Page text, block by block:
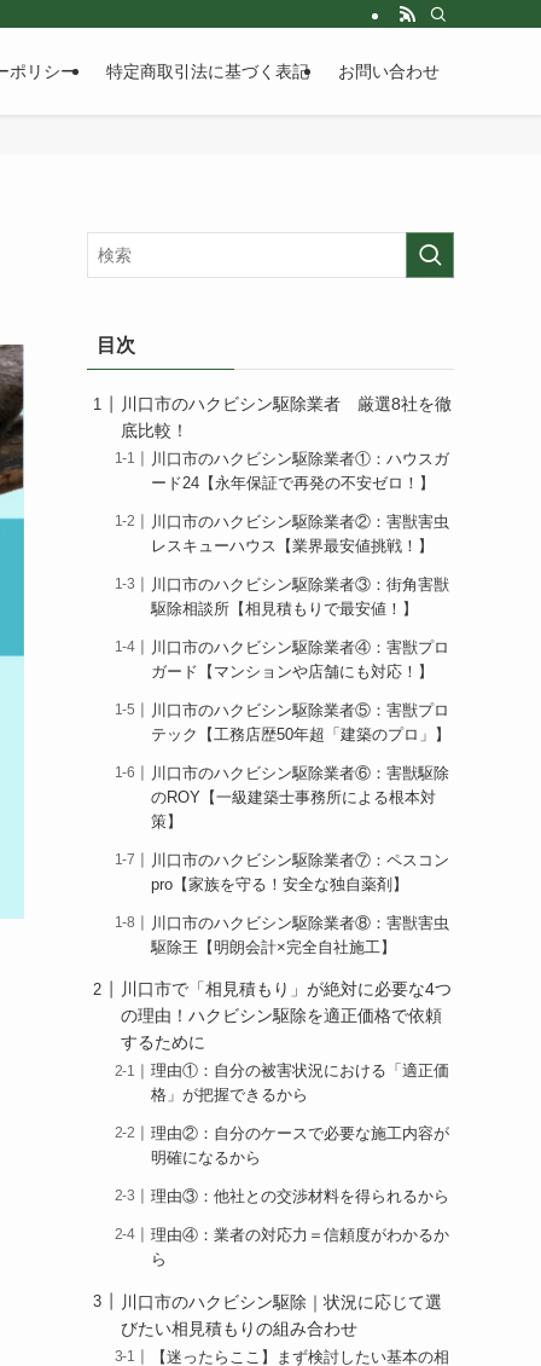
ポリシー 特定商取引法に基づく表記 お問い合わせ
目次
川口市のハクビシン駆除業者 厳選8社を徹
底比較！
川口市のハクビシン駆除業者①：ハウスガ
ード24【永年保証で再発の不安ゼロ！】
川口市のハクビシン駆除業者②：害獣害虫
レスキューハウス【業界最安値挑戦！】
川口市のハクビシン駆除業者③：街角害獣
駆除相談所【相見積もりで最安値！】
川口市のハクビシン駆除業者④：害獣プロ
ガード【マンションや店舗にも対応！】
川口市のハクビシン駆除業者⑤：害獣プロ
テック【工務店歴50年超「建築のプロ」】
川口市のハクビシン駆除業者⑥：害獣駆除
のROY【一級建築士事務所による根本対
策】
川口市のハクビシン駆除業者⑦：ペスコン
pro【家族を守る！安全な独自薬剤】
川口市のハクビシン駆除業者⑧：害獣害虫
駆除王【明朗会計×完全自社施工】
川口市で「相見積もり」が絶対に必要な4つ
の理由！ハクビシン駆除を適正価格で依頼
するために
理由①：自分の被害状況における「適正価
格」が把握できるから
理由②：自分のケースで必要な施工内容が
明確になるから
理由③：他社との交渉材料を得られるから
理由④：業者の対応力＝信頼度がわかるか
ら
川口市のハクビシン駆除｜状況に応じて選
びたい相見積もりの組み合わせ
【迷ったらここ】まず検討したい基本の相